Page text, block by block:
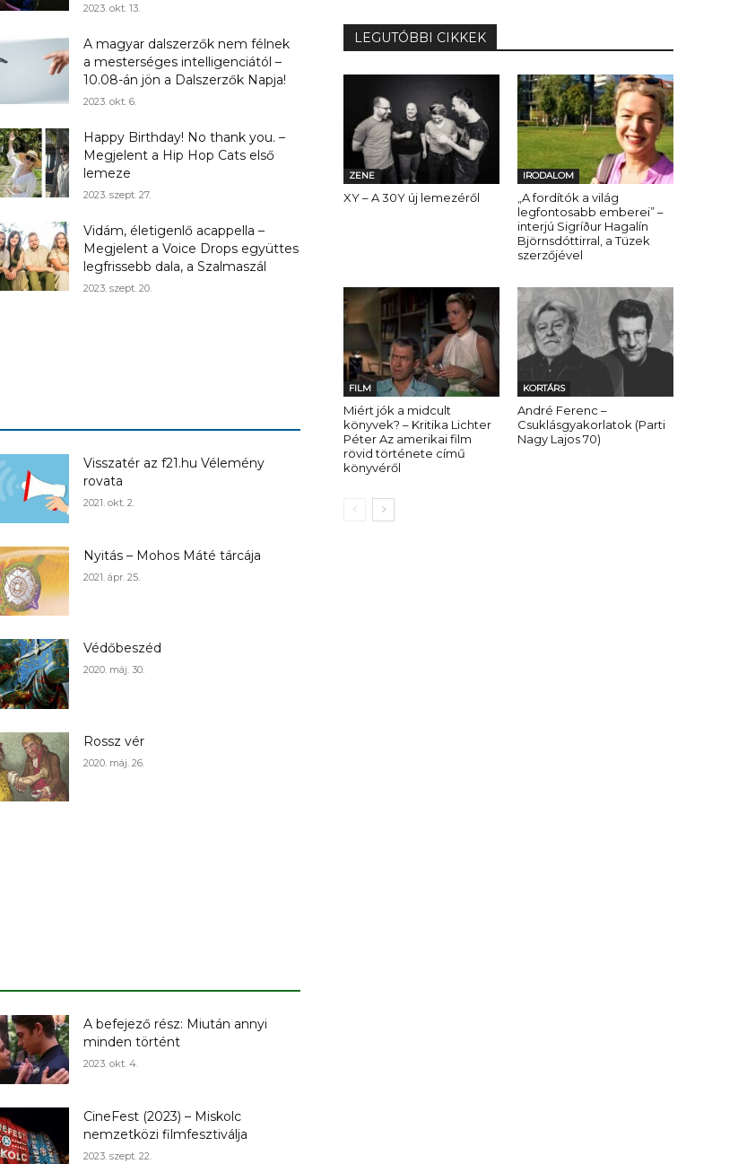
2023. okt. 13.
A magyar dalszerzők nem félnek
a mesterséges intelligenciától –
10.08-án jön a Dalszerzők Napja!
2023. okt. 6.
Happy Birthday! No thank you. –
Megjelent a Hip Hop Cats első
lemeze
2023. szept. 27.
Vidám, életigenlő acappella –
Megjelent a Voice Drops együttes
legfrissebb dala, a Szalmaszál
2023. szept. 20.
Visszatér az f21.hu Vélemény
rovata
2021. okt. 2.
Nyitás – Mohos Máté tárcája
2021. ápr. 25.
Védőbeszéd
2020. máj. 30.
Rossz vér
2020. máj. 26.
A befejező rész: Miután annyi
minden történt
2023. okt. 4.
CineFest (2023) – Miskolc
nemzetközi filmfesztiválja
2023. szept. 22.
LEGUTÓBBI CIKKEK
ZENE
XY – A 30Y új lemezéről
IRODALOM
„A fordítók a világ
legfontosabb emberei” –
interjú Sigríður Hagalín
Björnsdóttirral, a Tüzek
szerzőjével
FILM
Miért jók a midcult
könyvek? – Kritika Lichter
Péter Az amerikai film
rövid története című
könyvéről
KORTÁRS
André Ferenc –
Csuklásgyakorlatok (Parti
Nagy Lajos 70)